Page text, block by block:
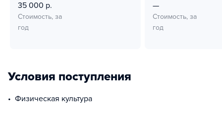
35 000 р.
Стоимость, за
год
—
Стоимость, за
год
Условия поступления
физическая культура